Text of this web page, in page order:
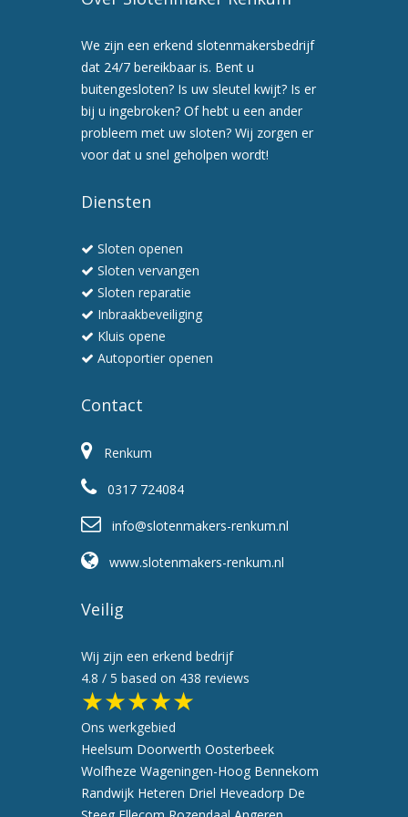
We zijn een erkend slotenmakersbedrijf
dat 24/7 bereikbaar is. Bent u
buitengesloten? Is uw sleutel kwijt? Is er
bij u ingebroken? Of hebt u een ander
probleem met uw sloten? Wij zorgen er
voor dat u snel geholpen wordt!
Diensten
Sloten openen
Sloten vervangen
Sloten reparatie
Inbraakbeveiliging
Kluis opene
Autoportier openen
Contact
Renkum
0317 724084
info@slotenmakers-renkum.nl
www.slotenmakers-renkum.nl
Veilig
Wij zijn een erkend bedrijf
4.8 / 5 based on 438 reviews
★★★★★
Ons werkgebied
Heelsum Doorwerth Oosterbeek
Wolfheze Wageningen-Hoog Bennekom
Randwijk Heteren Driel Heveadorp De